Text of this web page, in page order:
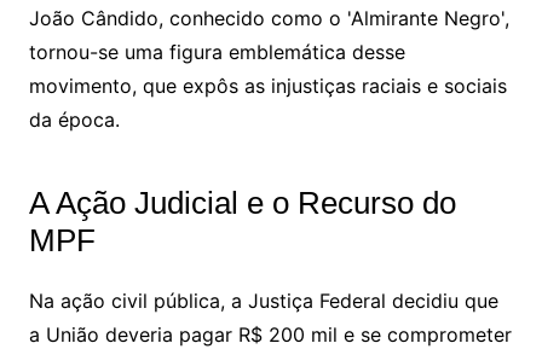
João Cândido, conhecido como o 'Almirante Negro',
tornou-se uma figura emblemática desse
movimento, que expôs as injustiças raciais e sociais
da época.
A Ação Judicial e o Recurso do
MPF
Na ação civil pública, a Justiça Federal decidiu que
a União deveria pagar R$ 200 mil e se comprometer